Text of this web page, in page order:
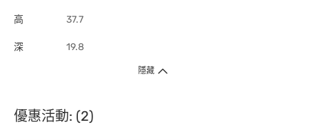
高 37.7
深 19.8
隱藏
優惠活動: (2)